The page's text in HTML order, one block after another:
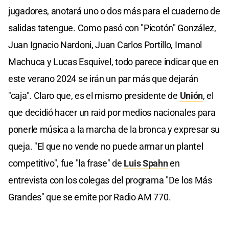
jugadores, anotará uno o dos más para el cuaderno de
salidas tatengue. Como pasó con "Picotón" González,
Juan Ignacio Nardoni, Juan Carlos Portillo, Imanol
Machuca y Lucas Esquivel, todo parece indicar que en
este verano 2024 se irán un par más que dejarán
"caja". Claro que, es el mismo presidente de Unión, el
que decidió hacer un raid por medios nacionales para
ponerle música a la marcha de la bronca y expresar su
queja. "El que no vende no puede armar un plantel
competitivo", fue "la frase" de Luis Spahnen
entrevista con los colegas del programa "De los Más
Grandes" que se emite por Radio AM 770.